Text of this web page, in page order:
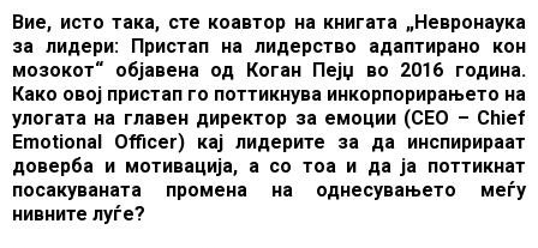
Вие, исто така, сте коавтор на книгата „Невронаука
за лидери: Пристап на лидерство адаптирано кон
мозокот“ објавена од Коган Пејџ во 2016 година.
Како овој пристап го поттикнува инкорпорирањето на
улогата на главен директор за емоции (CEO – Chief
Emotional Officer) кај лидерите за да инспирираат
доверба и мотивација, а со тоа и да ја поттикнат
посакуваната промена на однесувањето меѓу
нивните луѓе?